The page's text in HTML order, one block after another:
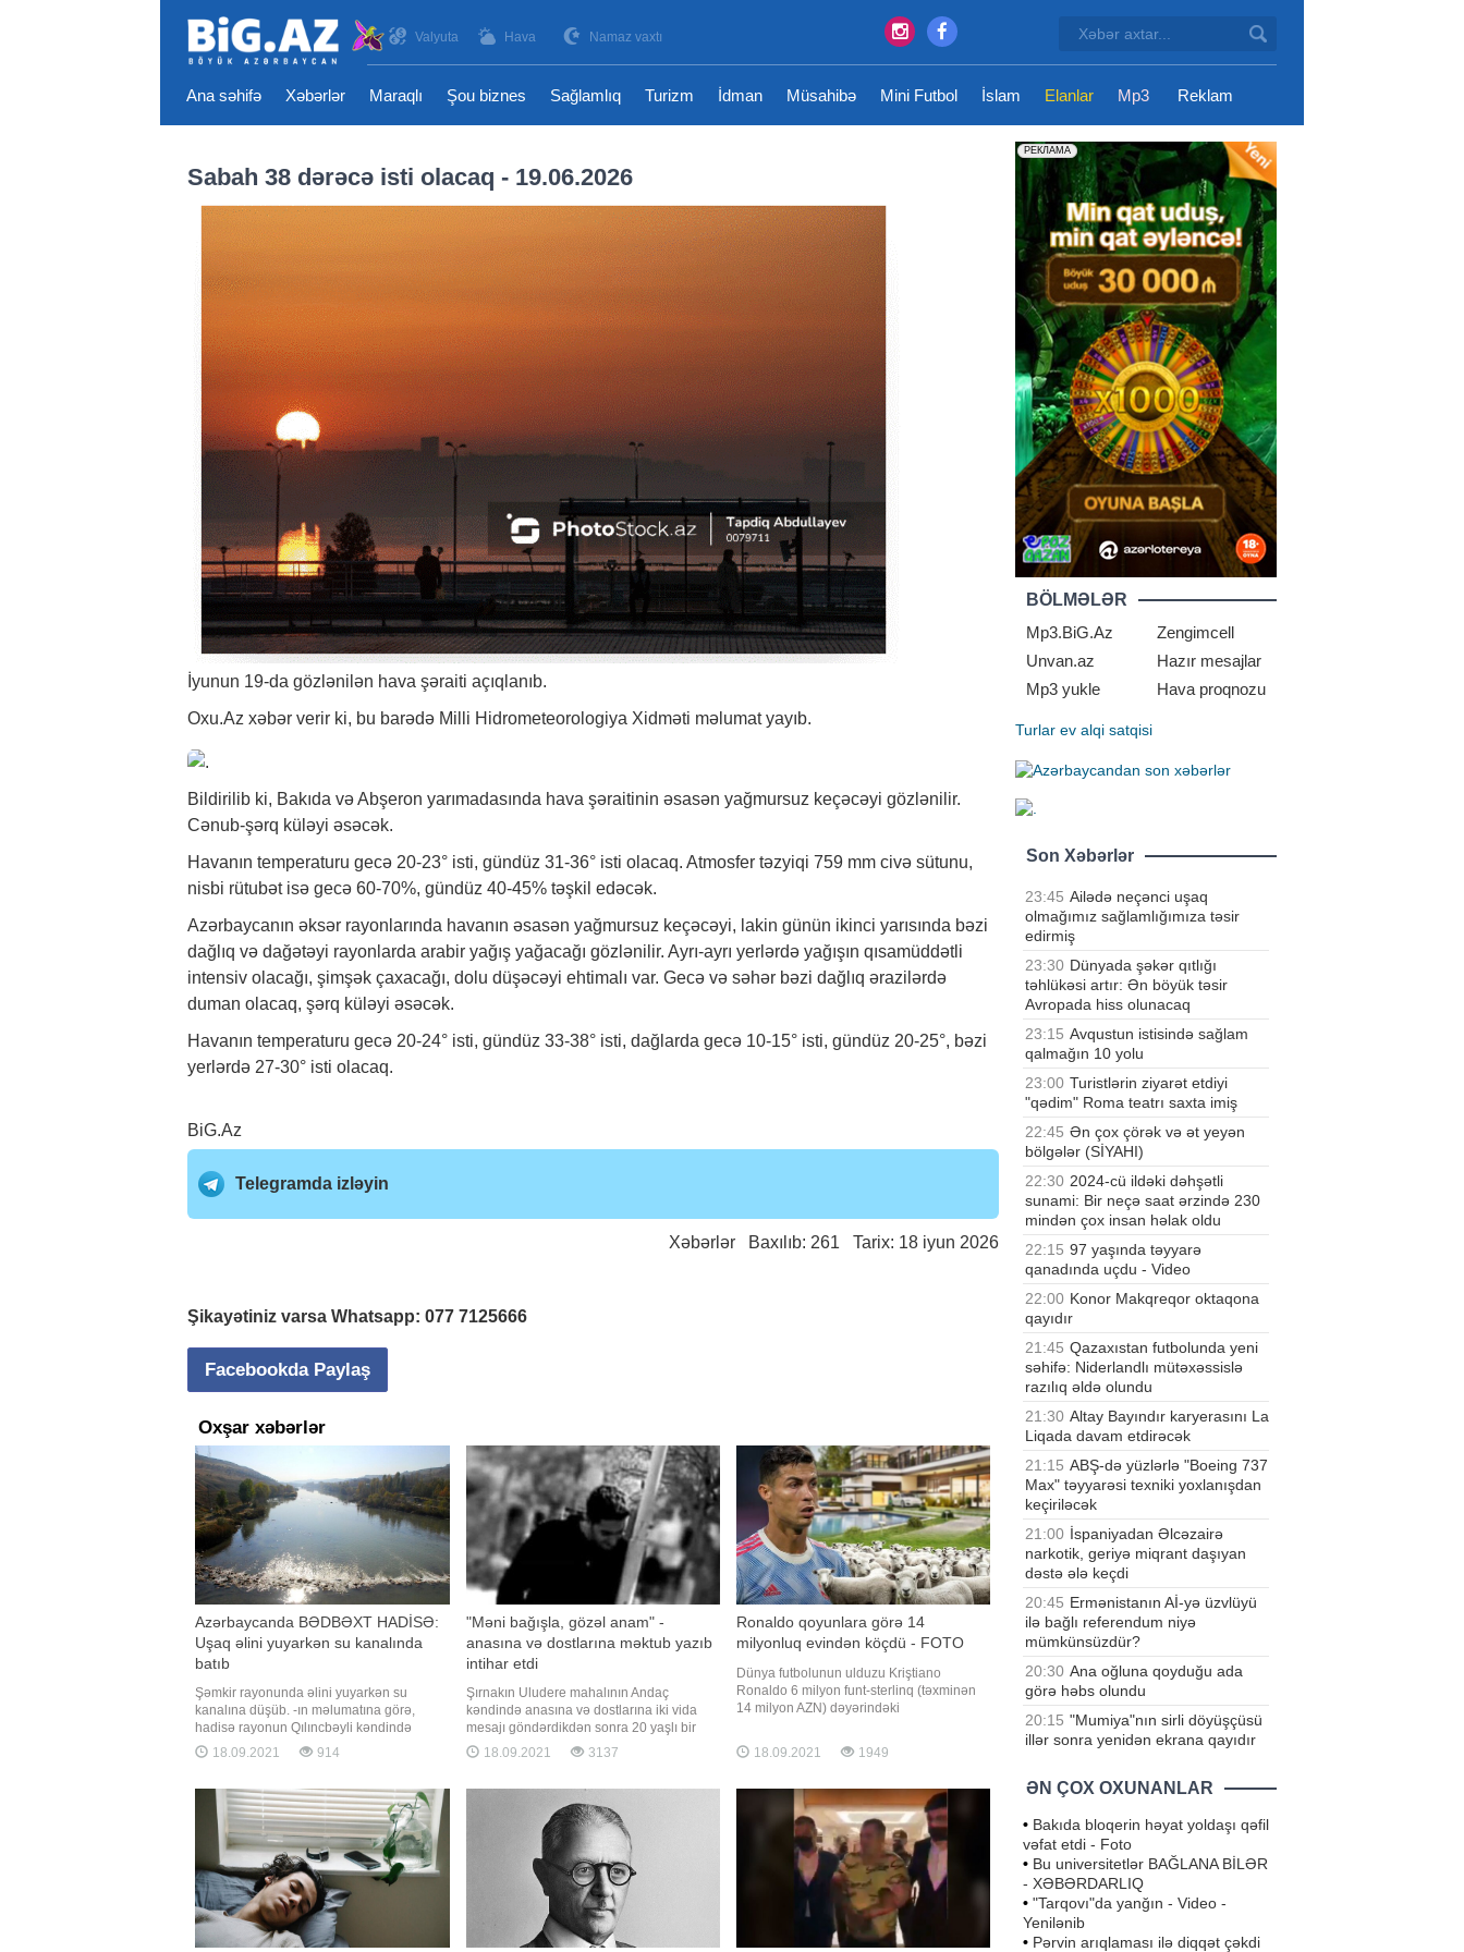
Valyuta Hava Namaz vaxtı
Ana səhifə Xəbərlər Maraqlı Şou biznes Sağlamlıq Turizm İdman Müsahibə Mini Futbol İslam Elanlar Mp3 Reklam
Sabah 38 dərəcə isti olacaq - 19.06.2026
İyunun 19-da gözlənilən hava şəraiti açıqlanıb.
Oxu.Az xəbər verir ki, bu barədə Milli Hidrometeorologiya Xidməti məlumat yayıb.
Bildirilib ki, Bakıda və Abşeron yarımadasında hava şəraitinin əsasən yağmursuz keçəcəyi gözlənilir.
Cənub-şərq küləyi əsəcək.
Havanın temperaturu gecə 20-23° isti, gündüz 31-36° isti olacaq. Atmosfer təzyiqi 759 mm civə sütunu,
nisbi rütubət isə gecə 60-70%, gündüz 40-45% təşkil edəcək.
Azərbaycanın əksər rayonlarında havanın əsasən yağmursuz keçəcəyi, lakin günün ikinci yarısında bəzi
dağlıq və dağətəyi rayonlarda arabir yağış yağacağı gözlənilir. Ayrı-ayrı yerlərdə yağışın qısamüddətli
intensiv olacağı, şimşək çaxacağı, dolu düşəcəyi ehtimalı var. Gecə və səhər bəzi dağlıq ərazilərdə
duman olacaq, şərq küləyi əsəcək.
Havanın temperaturu gecə 20-24° isti, gündüz 33-38° isti, dağlarda gecə 10-15° isti, gündüz 20-25°, bəzi
yerlərdə 27-30° isti olacaq.
BiG.Az
Telegramda izləyin
Xəbərlər Baxılıb: 261 Tarix: 18 iyun 2026
Şikayətiniz varsa Whatsapp: 077 7125666
Facebookda Paylaş
Oxşar xəbərlər
Azərbaycanda BƏDBƏXT HADİSƏ:
Uşaq əlini yuyarkən su kanalında
batıb
Şəmkir rayonunda əlini yuyarkən su
kanalına düşüb. -ın məlumatına görə,
hadisə rayonun Qılıncbəyli kəndində
qeydə alınıb. 2012-ci il təvəllüdlü Nihat
Tağıyev kənd ərazisində yerləşən kanalda
Onun meyiti sudan çıxarılaraq aidiyyəti
üzrə təhvil verilib. Faktla bağl
18.09.2021 914
"Məni bağışla, gözəl anam" -
anasına və dostlarına məktub yazıb
intihar etdi
Şırnakın Uludere mahalının Andaç
kəndində anasına və dostlarına iki vida
mesajı göndərdikdən sonra 20 yaşlı bir
gənc 35 metr yüksəklikdəki uçurumdan
tullanaraq intihar edib. Anasına göndərdiyi
ayırmadan köçüb getdim"
18.09.2021 3137
Ronaldo qoyunlara görə 14
milyonluq evindən köçdü - FOTO
Dünya futbolunun ulduzu Kriştiano
Ronaldo 6 milyon funt-sterlinq (təxminən
14 milyon AZN) dəyərindəki
qalıb. xəbər verir ki, buna səbəb
futbolçunun həyat yoldaşı Corcino
villanın ətrafında qoyun sürüsünün
olmasıdır. Ronald
18.09.2021 1949
BÖLMƏLƏR
Mp3.BiG.Az
Zengimcell
Unvan.az
Hazır mesajlar
Mp3 yukle
Hava proqnozu
Turlar ev alqi satqisi
Son Xəbərlər
23:45 Ailədə neçənci uşaq
olmağımız sağlamlığımıza təsir
edirmiş
23:30 Dünyada şəkər qıtlığı
təhlükəsi artır: Ən böyük təsir
Avropada hiss olunacaq
23:15 Avqustun istisində sağlam
qalmağın 10 yolu
23:00 Turistlərin ziyarət etdiyi
"qədim" Roma teatrı saxta imiş
22:45 Ən çox çörək və ət yeyən
bölgələr (SİYAHI)
22:30 2024-cü ildəki dəhşətli
sunami: Bir neçə saat ərzində 230
mindən çox insan həlak oldu
22:15 97 yaşında təyyarə
qanadında uçdu - Video
22:00 Konor Makqreqor oktaqona
qayıdır
21:45 Qazaxıstan futbolunda yeni
səhifə: Niderlandlı mütəxəssislə
razılıq əldə olundu
21:30 Altay Bayındır karyerasını La
Liqada davam etdirəcək
21:15 ABŞ-də yüzlərlə "Boeing 737
Max" təyyarəsi texniki yoxlanışdan
keçiriləcək
21:00 İspaniyadan Əlcəzairə
narkotik, geriyə miqrant daşıyan
dəstə ələ keçdi
20:45 Ermənistanın Aİ-yə üzvlüyü
ilə bağlı referendum niyə
mümkünsüzdür?
20:30 Ana oğluna qoyduğu ada
görə həbs olundu
20:15 "Mumiya"nın sirli döyüşçüsü
illər sonra yenidən ekrana qayıdır
ƏN ÇOX OXUNANLAR
• Bakıda bloqerin həyat yoldaşı qəfil
vəfat etdi - Foto
• Bu universitetlər BAĞLANA BİLƏR
- XƏBƏRDARLIQ
• "Tarqovı"da yanğın - Video -
Yenilənib
• Pərvin arıqlaması ilə diqqət çəkdi